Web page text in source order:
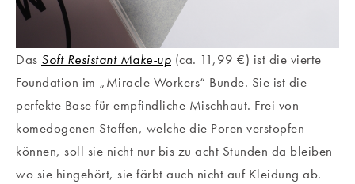
Das Soft Resistant Make-up (ca. 11,99 €) ist die vierte
Foundation im „Miracle Workers“ Bunde. Sie ist die
perfekte Base für empfindliche Mischhaut. Frei von
komedogenen Stoffen, welche die Poren verstopfen
können, soll sie nicht nur bis zu acht Stunden da bleiben
wo sie hingehört, sie färbt auch nicht auf Kleidung ab.